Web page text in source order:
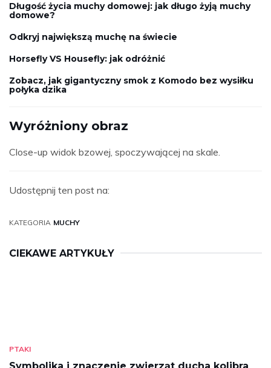
Długość życia muchy domowej: jak długo żyją muchy
domowe?
Odkryj największą muchę na świecie
Horsefly VS Housefly: jak odróżnić
Zobacz, jak gigantyczny smok z Komodo bez wysiłku
połyka dzika
Wyróżniony obraz
Close-up widok bzowej, spoczywającej na skale.
Udostępnij ten post na:
KATEGORIA MUCHY
CIEKAWE ARTYKUŁY
PTAKI